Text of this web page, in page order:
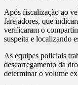
Após fiscalização ao
farejadores, que
verificaram o
suspeita e localizando
As equipes policiais
descarregamento da
determinar o volume